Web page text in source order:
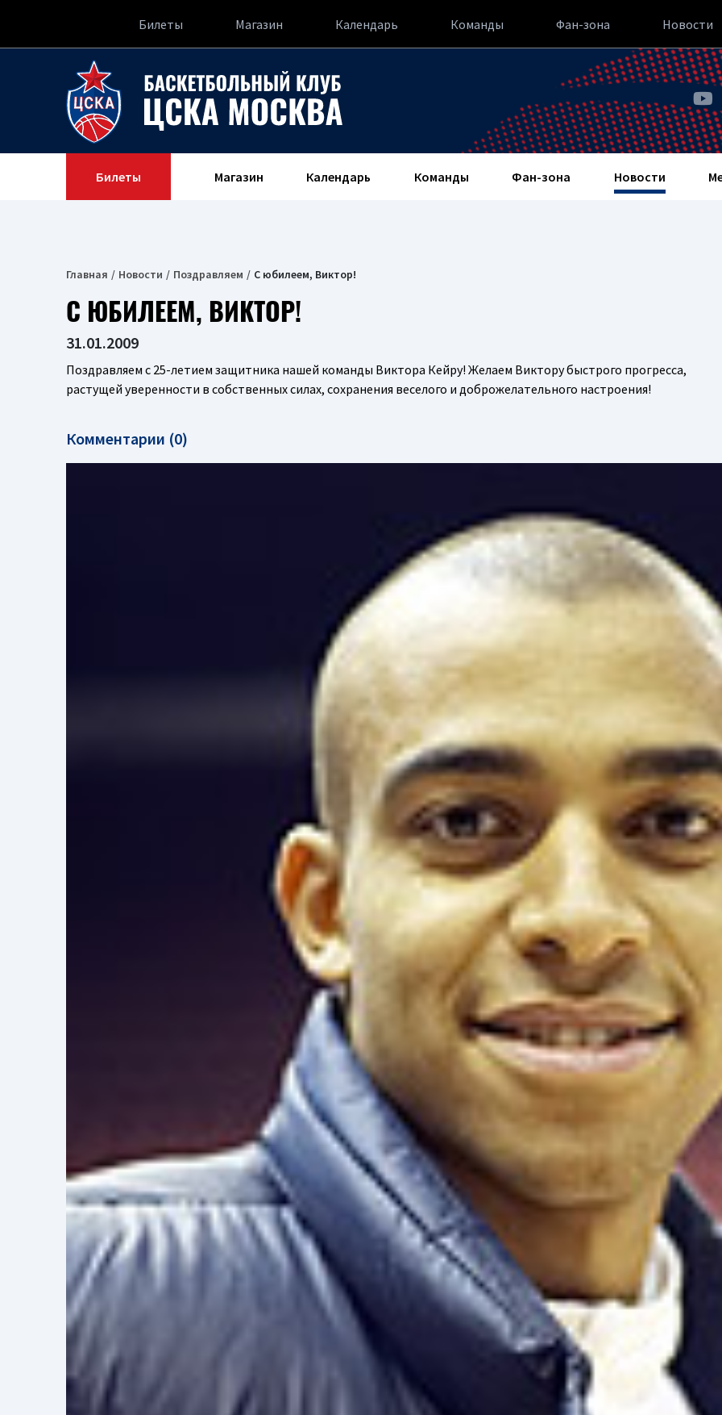
Билеты Магазин Календарь Команды Фан-зона Новости
Билеты Магазин Календарь Команды Фан-зона Новости
Главная Новости Поздравляем С юбилеем, Виктор!
С ЮБИЛЕЕМ, ВИКТОР!
31.01.2009
Поздравляем с 25-летием защитника нашей команды Виктора Кейру! Желаем Виктору быстрого прогресса,
растущей уверенности в собственных силах, сохранения веселого и доброжелательного настроения!
Комментарии (0)